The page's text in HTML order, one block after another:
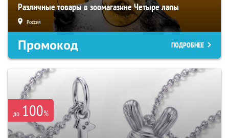
Различные товары в зоомагазине Четыре лапы
Россия
Промокод ПОДРОБНЕЕ
до 100%